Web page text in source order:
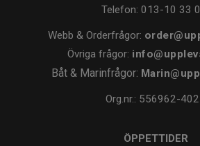
Telefon: 013-10 33
Webb & Orderfrågor:
Övriga frågor:
Båt & Marinfrågor:
Org.nr.: 556962-
ÖPPETTIDER